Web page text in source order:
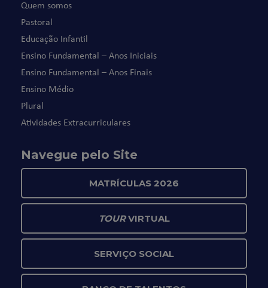
Quem somos
Pastoral
Educação Infantil
Ensino Fundamental – Anos Iniciais
Ensino Fundamental – Anos Finais
Ensino Médio
Plural
Atividades Extracurriculares
Navegue pelo Site
MATRÍCULAS 2026
TOURVIRTUAL
SERVIÇO SOCIAL